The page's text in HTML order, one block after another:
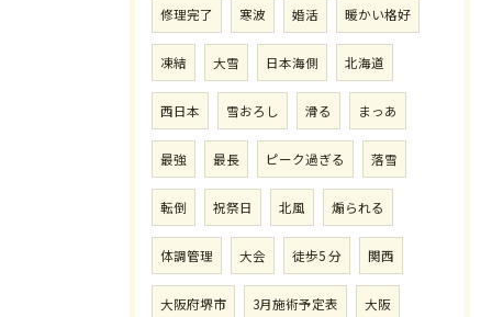
修理完了 寒波 婚活 暖かい格好
凍結 大雪 日本海側 北海道
西日本 雪おろし 滑る まっあ
最強 最長 ピーク過ぎる 落雪
転倒 祝祭日 北風 煽られる
体調管理 大会 徒歩5 分 関西
大阪府堺市 3月施術予定表 大阪